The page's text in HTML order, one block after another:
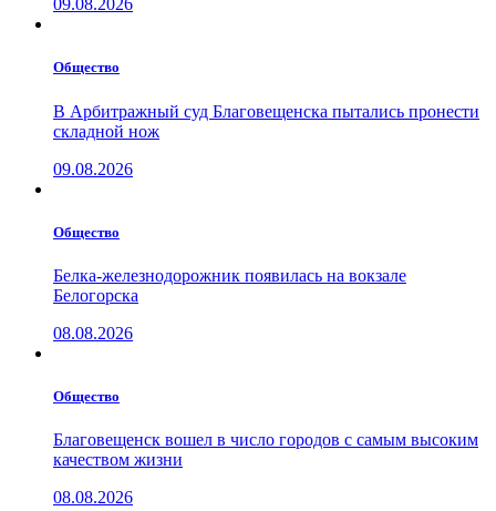
09.08.2026
Общество
В Арбитражный суд Благовещенска пытались пронести
складной нож
09.08.2026
Общество
Белка-железнодорожник появилась на вокзале
Белогорска
08.08.2026
Общество
Благовещенск вошел в число городов с самым высоким
качеством жизни
08.08.2026